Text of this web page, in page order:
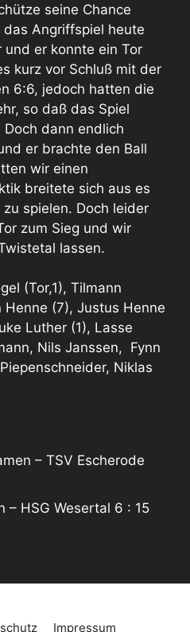
seine Chance
Angriffspiel heute
er konnte ein Tor
kurz vor Schluß mit der
6:6, jedoch hatten die
so daß das Spiel
dann endlich
er brachte den Ball
wir einen
breitete sich aus es
spielen. Doch leider
zum Sieg und wir
lassen.
(Tor,1), Tilmann
Henne (7), Justus Henne
Luther (1), Lasse
Nils Janssen, Fynn
Niklas
– TSV Escherode
– HSG Wesertal 6 : 15
Impressum